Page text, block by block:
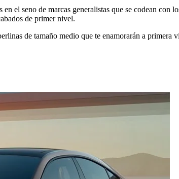
el seno de marcas generalistas que se codean
de primer nivel.
de tamaño medio que te enamorarán a